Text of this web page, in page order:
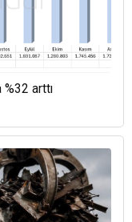
%32 arttı